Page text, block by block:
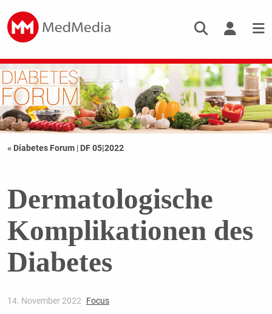
« Diabetes Forum | DF 05|2022
Dermatologische
Komplikationen des
Diabetes
14. November 2022 Focus